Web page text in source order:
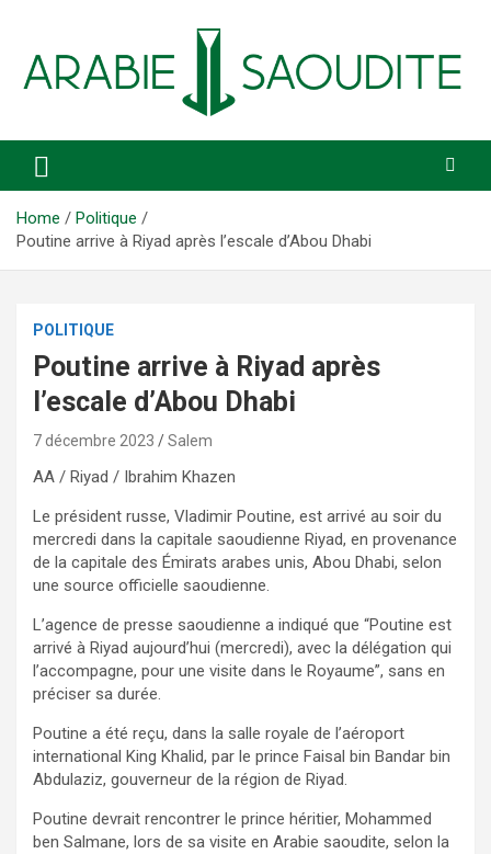
content
Arabie saoudite
Home
Politique
Poutine arrive à Riyad après l’escale d’Abou Dhabi
POLITIQUE
Poutine arrive à Riyad après
l’escale d’Abou Dhabi
7 décembre 2023 Salem
AA / Riyad / Ibrahim Khazen
Le président russe, Vladimir Poutine, est arrivé au soir du
mercredi dans la capitale saoudienne Riyad, en provenance
de la capitale des Émirats arabes unis, Abou Dhabi, selon
une source officielle saoudienne.
L’agence de presse saoudienne a indiqué que “Poutine est
arrivé à Riyad aujourd’hui (mercredi), avec la délégation qui
l’accompagne, pour une visite dans le Royaume”, sans en
préciser sa durée.
Poutine a été reçu, dans la salle royale de l’aéroport
international King Khalid, par le prince Faisal bin Bandar bin
Abdulaziz, gouverneur de la région de Riyad.
Poutine devrait rencontrer le prince héritier, Mohammed
ben Salmane, lors de sa visite en Arabie saoudite, selon la